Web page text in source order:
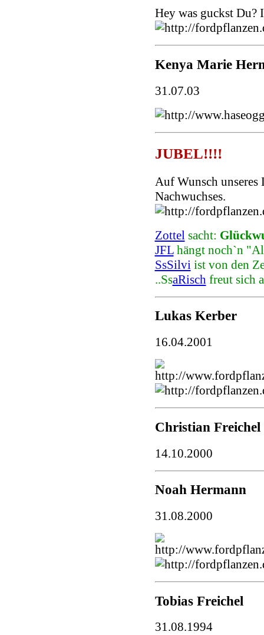
Hey was guckst Du?
Kenya Marie
31.07.03
JUBEL!!!!
Auf Wunsch unseres
Nachwuchses.
Zottel sacht:
JFLhängt noch`n
SsSilvi ist von den
..SsaRisch freut sich
Lukas Kerber
16.04.2001
Christian Freichel
14.10.2000
Noah Hermann
31.08.2000
Tobias Freichel
31.08.1994